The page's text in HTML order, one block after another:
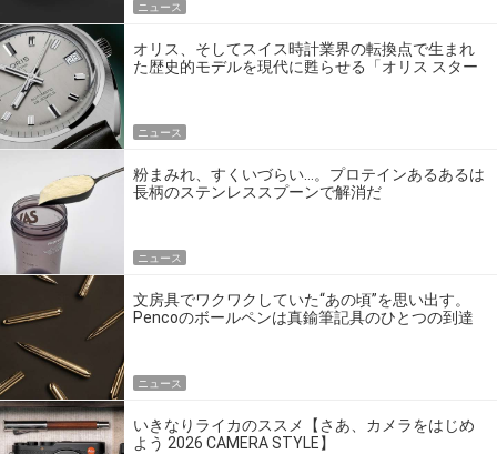
ニュース
オリス、そしてスイス時計業界の転換点で生まれ
た歴史的モデルを現代に甦らせる「オリス スター
ニュース
粉まみれ、すくいづらい…。プロテインあるあるは
長柄のステンレススプーンで解消だ
ニュース
文房具でワクワクしていた“あの頃”を思い出す。
Pencoのボールペンは真鍮筆記具のひとつの到達
ニュース
いきなりライカのススメ【さあ、カメラをはじめ
よう 2026 CAMERA STYLE】